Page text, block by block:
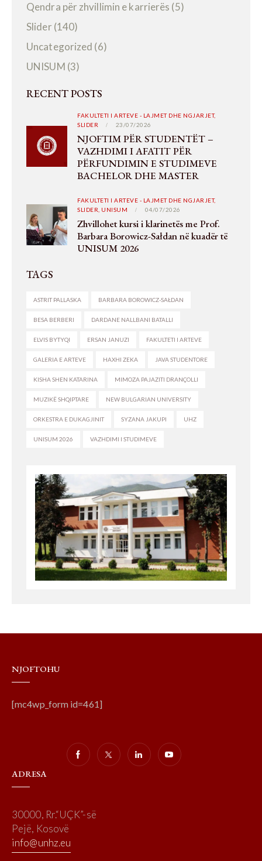
Qendra për zhvillimin e karrierës (5)
Slider (140)
Uncategorized (6)
UNISUM (3)
RECENT POSTS
FAKULTETI I ARTEVE - LAJMET DHE NGJARJET,
SLIDER
23/07/2026
NJOFTIM PËR STUDENTËT –
VAZHDIMI I AFATIT PËR
PËRFUNDIMIN E STUDIMEVE
BACHELOR DHE MASTER
FAKULTETI I ARTEVE - LAJMET DHE NGJARJET,
SLIDER, UNISUM 04/07/2026
Zhvillohet kursi i klarinetës me Prof.
Barbara Borowicz-Sałdan në kuadër të
UNISUM 2026
TAGS
ASTRIT PALLASKA BARBARA BOROWICZ-SAŁDAN
BESA BERBERI DARDANE NALLBANI BATALLI
ELVIS BYTYQI ERSAN JANUZI FAKULTETI I ARTEVE
GALERIA E ARTEVE HAXHI ZEKA JAVA STUDENTORE
KISHA SHEN KATARINA MIMOZA PAJAZITI DRANÇOLLI
MUZIKË SHQIPTARE NEW BULGARIAN UNIVERSITY
ORKESTRA E DUKAGJINIT SYZANA JAKUPI UHZ
UNISUM 2026 VAZHDIMI I STUDIMEVE
NJOFTOHU
[mc4wp_form id=461]
ADRESA
30000, Rr.“UÇK”-së
Pejë, Kosovë
info@unhz.eu